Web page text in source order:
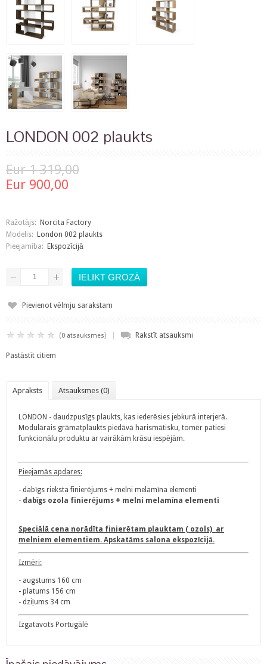
LONDON 002 plaukts
Eur 1 319,00
Eur 900,00
Ražotājs:
Norcita Factory
Modelis: London 002 plaukts
Pieejamība: Ekspozīcijā
Pievienot vēlmju sarakstam
(0 atsauksmes) Rakstīt atsauksmi
Pastāstīt citiem
Apraksts Atsauksmes (0)
LONDON - daudzpusīgs plaukts, kas iederēsies jebkurā interjerā.
Modulārais grāmatplaukts piedāvā harismātisku, tomēr patiesi
funkcionālu produktu ar vairākām krāsu iespējām.
Pieejamās apdares:
- dabīgs rieksta finierējums + melni melamīna elementi
- dabīgs ozola finierējums + melni melamīna elementi
Speciālā cena norādīta finierētam plauktam ( ozols) ar
melniem elementiem. Apskatāms salona ekspozīcijā.
Izmēri:
- augstums 160 cm
- platums 156 cm
- dziļums 34 cm
Izgatavots Portugālē